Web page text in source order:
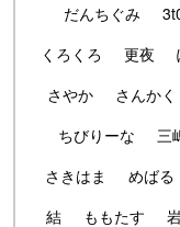
だんちぐみ
くろくろ
更夜
さやか
さんかく
ちびりーな
三
さきはま
めばる
結
ももたす